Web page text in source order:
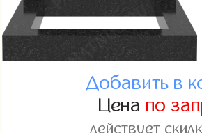
Добавить в
Цена по
действует